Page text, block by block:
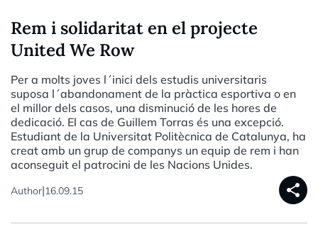
Rem i solidaritat en el projecte
United We Row
Per a molts joves l´inici dels estudis universitaris
suposa l´abandonament de la pràctica esportiva o en
el millor dels casos, una disminució de les hores de
dedicació. El cas de Guillem Torras és una excepció.
Estudiant de la Universitat Politècnica de Catalunya, ha
creat amb un grup de companys un equip de rem i han
aconseguit el patrocini de les Nacions Unides.
Author|16.09.15 share